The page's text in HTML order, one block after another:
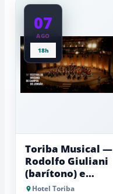
07
AGO
18h
Toriba Musical —
Rodolfo Giuliani
(barítono) e
Antonio Luiz
Hotel Toriba